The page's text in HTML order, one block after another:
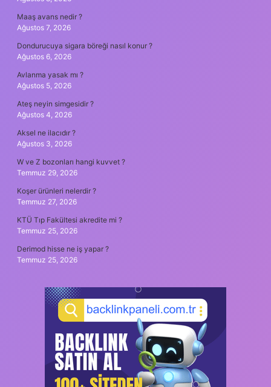
Maaş avans nedir ?
Ağustos 7, 2026
Dondurucuya sigara böreği nasıl konur ?
Ağustos 6, 2026
Avlanma yasak mı ?
Ağustos 5, 2026
Ateş neyin simgesidir ?
Ağustos 4, 2026
Aksel ne ilacıdır ?
Ağustos 3, 2026
W ve Z bozonları hangi kuvvet ?
Temmuz 29, 2026
Koşer ürünleri nelerdir ?
Temmuz 27, 2026
KTÜ Tıp Fakültesi akredite mi ?
Temmuz 25, 2026
Derimod hisse ne iş yapar ?
Temmuz 25, 2026